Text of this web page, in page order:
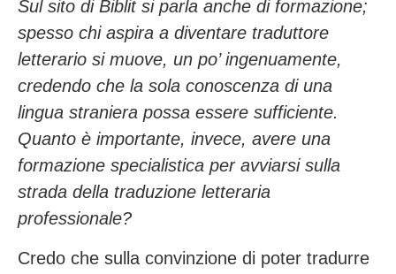
Sul sito di Biblit si parla anche di formazione;
spesso chi aspira a diventare traduttore
letterario si muove, un po’ ingenuamente,
credendo che la sola conoscenza di una
lingua straniera possa essere sufficiente.
Quanto è importante, invece, avere una
formazione specialistica per avviarsi sulla
strada della traduzione letteraria
professionale?
Credo che sulla convinzione di poter tradurre